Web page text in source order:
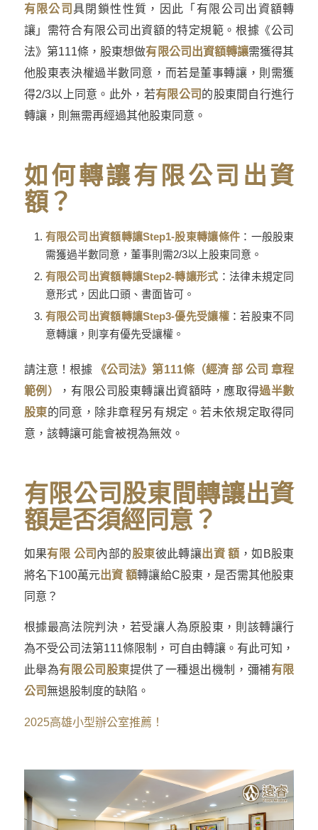
有限公司具閉鎖性性質，因此「有限公司出資額轉
讓」需符合有限公司出資額的特定規範。根據《公司
法》第111條，股東想做有限公司出資額轉讓需獲得其
他股東表決權過半數同意，而若是董事轉讓，則需獲
得2/3以上同意。此外，若有限公司 的股東間自行進行
轉讓，則無需再經過其他股東同意。
如何轉讓有限公司出資
額？
有限公司出資額轉讓Step1-股東轉讓條件 ：一般股東
需獲過半數同意，董事則需2/3以上股東同意。
有限公司出資額轉讓Step2-轉讓形式 ：法律未規定同
意形式，因此口頭、書面皆可。
有限公司出資額轉讓Step3-優先受讓權：若股東不同
意轉讓，則享有優先受讓權。
請注意！根據
《公司法》第111條（經濟 部 公司 章程
範例）
，有限公司股東轉讓出資額時，應取得過半數
股東的同意，除非章程另有規定。若未依規定取得同
意，該轉讓可能會被視為無效。
有限公司股東間轉讓出資
額是否須經同意？
如果有限 公司 內部的股東彼此轉讓出資 額 ，如B股東
將名下100萬元出資 額轉讓給C股東，是否需其他股東
同意？
根據最高法院判決，若受讓人為原股東，則該轉讓行
為不受公司法第111條限制，可自由轉讓。有此可知，
此舉為有限公司股東提供了一種退出機制，彌補有限
公司無退股制度的缺陷。
2025高雄小型辦公室推薦！